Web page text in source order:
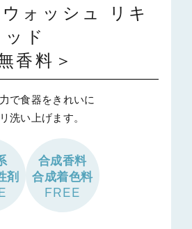
ォッシュ リキ
ッド
香料＞
で食器をきれいに
洗い上げます。
剤
合成香料
合成着色料
FREE